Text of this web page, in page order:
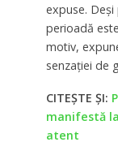
expuse.
perioadă
motiv,
senzației de
CITEȘTE ȘI:
manifestă
atent